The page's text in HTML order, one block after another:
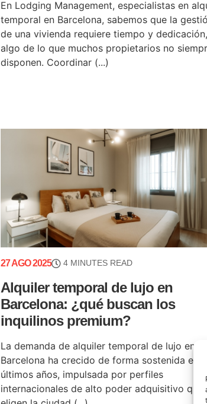
En Lodging Management, especialistas en
temporal en Barcelona, sabemos que la
de una vivienda requiere tiempo y dedicación,
algo de lo que muchos propietarios no
disponen. Coordinar (...)
27 AGO 2025 4 MINUTES READ
Alquiler temporal de lujo en
Barcelona: ¿qué buscan los
inquilinos premium?
La demanda de alquiler temporal de lujo en
Barcelona ha crecido de forma sostenida en
últimos años, impulsada por perfiles
internacionales de alto poder adquisitivo que